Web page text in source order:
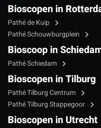
Bioscopen in
Pathé de Kuip
Pathé Schouwburgplein
Bioscoop in
Pathé Schiedam
Bioscopen in Tilburg
Pathé Tilburg Centrum
Pathé Tilburg Stappegoor
Bioscopen in Utrecht